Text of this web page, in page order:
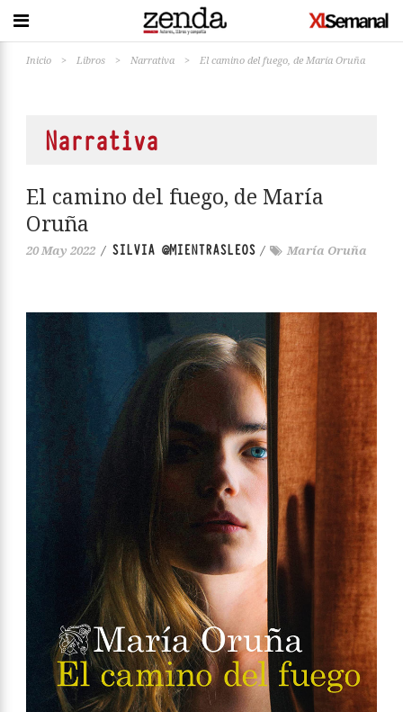
Inicio > Libros > Narrativa > El camino del fuego, de María Oruña
Narrativa
El camino del fuego, de María
Oruña
20 May 2022 / SILVIA @MIENTRASLEOS / María Oruña